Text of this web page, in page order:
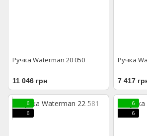
Ручка Waterman 20 050
11 046 грн
Ручка
7 417
6
6
6
6